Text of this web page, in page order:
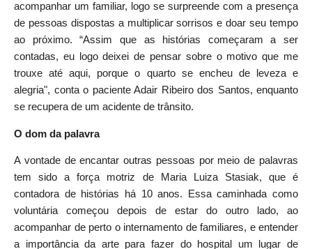
acompanhar um familiar, logo se surpreende com a presença
de pessoas dispostas a multiplicar sorrisos e doar seu tempo
ao próximo. “Assim que as histórias começaram a ser
contadas, eu logo deixei de pensar sobre o motivo que me
trouxe até aqui, porque o quarto se encheu de leveza e
alegria", conta o paciente Adair Ribeiro dos Santos, enquanto
se recupera de um acidente de trânsito.
O dom da palavra
A vontade de encantar outras pessoas por meio de palavras
tem sido a força motriz de Maria Luiza Stasiak, que é
contadora de histórias há 10 anos. Essa caminhada como
voluntária começou depois de estar do outro lado, ao
acompanhar de perto o internamento de familiares, e entender
a importância da arte para fazer do hospital um lugar de